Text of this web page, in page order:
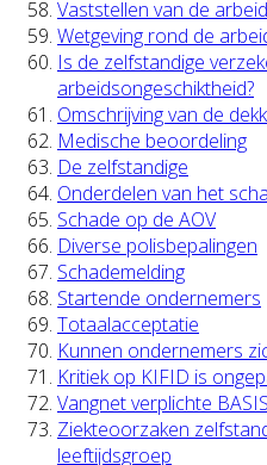
Vaststellen van de
Wetgeving rond de
Is de zelfstandige
arbeidsongeschiktheid?
Omschrijving van de
Medische beoordeling
De zelfstandige
Onderdelen van het
Schade op de AOV
Diverse polisbepalingen
Schademelding
Startende ondernemers
Totaalacceptatie
Kunnen ondernemers
Kritiek op KIFID is
Vangnet verplichte
Ziekteoorzaken
leeftijdsgroep